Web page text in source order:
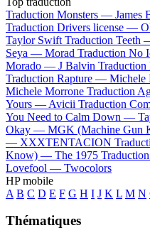
Traduction Monsters — James
Traduction Drivers license —
Taylor Swift Traduction Teeth
Seya — Morad Traduction No
Morado — J Balvin
Traduction Rapture — Michele
Michele Morrone Traduction
Yours — Avicii Traduction
You Need to Calm Down —
Okay — MGK (Machine Gun
— XXXTENTACION
Know) — The 1975
Lovefool — Twocolors
HP mobile
A B C D E F G H I J K L M N
Thématiques